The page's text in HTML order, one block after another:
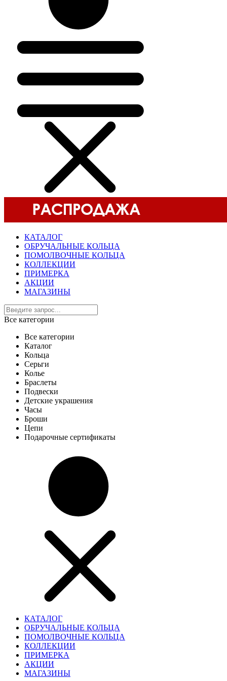
КАТАЛОГ
ОБРУЧАЛЬНЫЕ КОЛЬЦА
ПОМОЛВОЧНЫЕ КОЛЬЦА
КОЛЛЕКЦИИ
ПРИМЕРКА
АКЦИИ
МАГАЗИНЫ
Все категории
Все категории
Каталог
Кольца
Серьги
Колье
Браслеты
Подвески
Детские украшения
Часы
Броши
Цепи
Подарочные сертификаты
КАТАЛОГ
ОБРУЧАЛЬНЫЕ КОЛЬЦА
ПОМОЛВОЧНЫЕ КОЛЬЦА
КОЛЛЕКЦИИ
ПРИМЕРКА
АКЦИИ
МАГАЗИНЫ